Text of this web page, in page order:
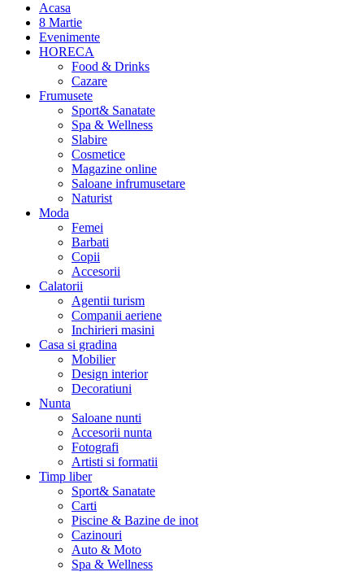
Acasa
8 Martie
Evenimente
HORECA
Food & Drinks
Cazare
Frumusete
Sport& Sanatate
Spa & Wellness
Slabire
Cosmetice
Magazine online
Saloane infrumusetare
Naturist
Moda
Femei
Barbati
Copii
Accesorii
Calatorii
Agentii turism
Companii aeriene
Inchirieri masini
Casa si gradina
Mobilier
Design interior
Decoratiuni
Nunta
Saloane nunti
Accesorii nunta
Fotografi
Artisti si formatii
Timp liber
Sport& Sanatate
Carti
Piscine & Bazine de inot
Cazinouri
Auto & Moto
Spa & Wellness